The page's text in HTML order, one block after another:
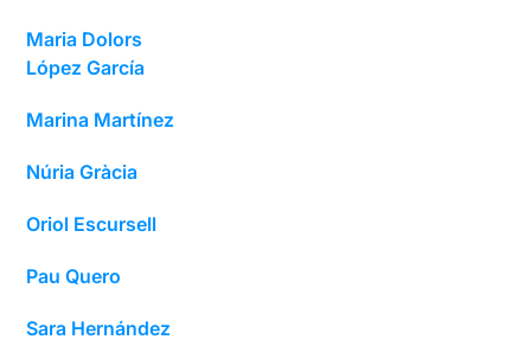
Maria Dolors
López García
Marina Martínez
Núria Gràcia
Oriol Escursell
Pau Quero
Sara Hernández